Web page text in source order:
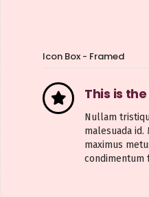
Icon Box - Framed
This is
Nullam
malesuada
maximus
condimentum